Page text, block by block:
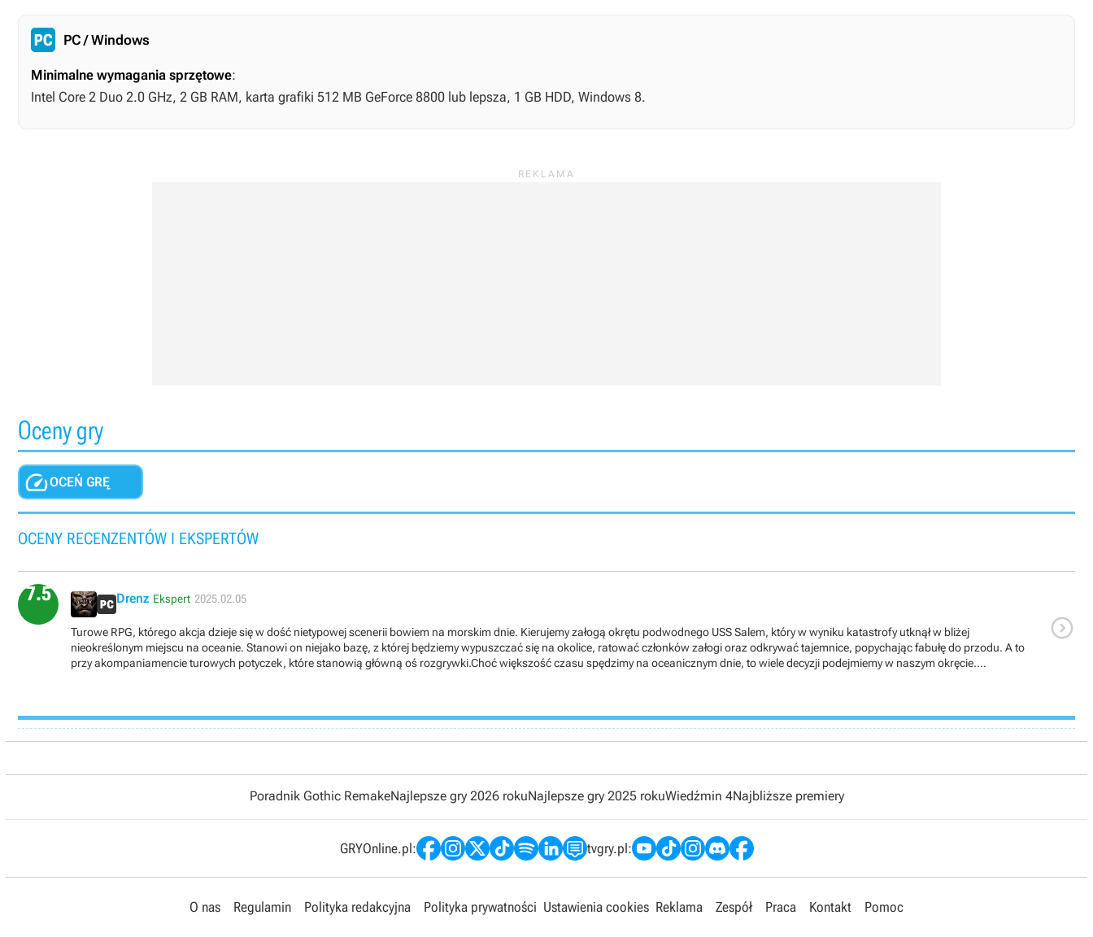
PC / Windows
Minimalne wymagania sprzętowe:
Intel Core 2 Duo 2.0 GHz, 2 GB RAM, karta grafiki 512 MB GeForce 8800 lub lepsza, 1 GB HDD, Windows 8.
Oceny gry
OCEŃ GRĘ
OCENY RECENZENTÓW I EKSPERTÓW
7.5 Drenz Ekspert 2025.02.05

Turowe RPG, którego akcja dzieje się w dość nietypowej scenerii bowiem na morskim dnie. Kierujemy załogą okrętu podwodnego USS Salem, który w wyniku katastrofy utknął w bliżej
nieokreślonym miejscu na oceanie. Stanowi on niejako bazę, z której będziemy wypuszczać się na okolice, ratować członków załogi oraz odkrywać tajemnice, popychając fabułę do przodu. A to
przy akompaniamencie turowych potyczek, które stanowią główną oś rozgrywki.Choć większość czasu spędzimy na oceanicznym dnie, to wiele decyzji podejmiemy w naszym okręcie.
przez jakiś czas wrogów oraz zasoby do zebrania a także źródła tlenu. Wszystkie są bardzo przydatne, choć nieraz musimy odczekać kilka tur, aby użyć ich ponownie.Na pokładzie okrętu
Postać zyskuje wtedy dodatkowe umiejętności. Poza tym mamy możliwość rozwoju załogi przeznaczając w drzewku punkty „clues” na konkretne bonusy, które zwiększają np. życie wszystkich
załogantów o konkretne punkty, punkty poczytalności, obrony, % ataku, zwiększenie szansy na automatyczne przeładowanie harpuna, zwiększenie obrażeń ładunków wybuchowych itd. Na
postacie.Punkty „clues” a także inne ilości zasobów możemy przeznaczyć na odkrycie schematów pod rzeczy do ekwipunku lub stworzenie interesującego nas przedmiotu. Są to apteczki,
zbiorniki z tlenem, harpuny, morfina, amfetamina, race i inne rzeczy o określonym działaniu, które mamy w ekwipunku podręcznym i po użyciu z niego znikają. Ja praktycznie tworzyłem tylko
apteczki i to wyłącznie w początkowej fazie gry. Później nie miałem potrzeby ich wytwarzania lub odkrywania schematów. Punkty „clues” wolałem przeznaczyć na ogólny rozwój. Jeszcze dodam,
ona turowo w rzucie izometrycznym zazwyczaj na niewielkim obszarze. Postać ma dwa punkty akcji, ale akurat poruszanie się zabiera stopniowo dany punkt – wystarczy obserwować pod
Poradnik Gothic RemakeNajlepsze gry 2026 rokuNajlepsze gry 2025 rokuWiedźmin 4Najbliższe premiery
GRYOnline.pl: tvgry.pl:
O nas Regulamin Polityka redakcyjna Polityka prywatności Ustawienia cookies Reklama Zespół Praca Kontakt Pomoc